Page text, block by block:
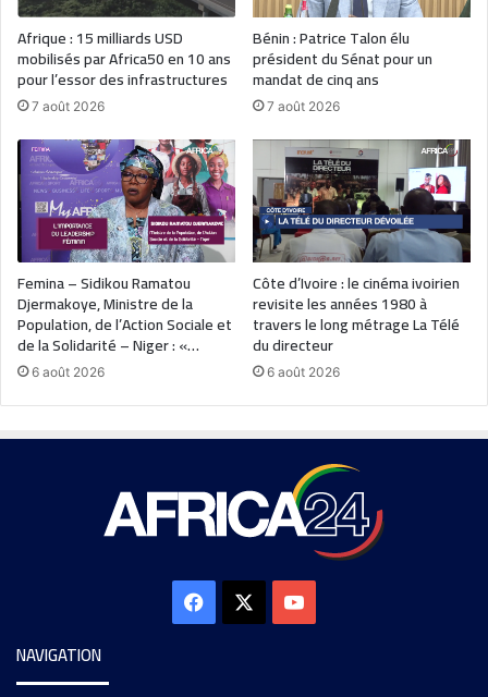
Afrique : 15 milliards USD
mobilisés par Africa50 en 10 ans
pour l’essor des infrastructures
7 août 2026
Bénin : Patrice Talon élu
président du Sénat pour un
mandat de cinq ans
7 août 2026
Femina – Sidikou Ramatou
Djermakoye, Ministre de la
Population, de l’Action Sociale et
de la Solidarité – Niger : «…
6 août 2026
Côte d’Ivoire : le cinéma ivoirien
revisite les années 1980 à
travers le long métrage La Télé
du directeur
6 août 2026
NAVIGATION